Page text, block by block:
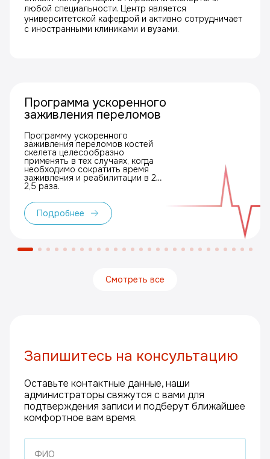
любой специальности. Центр является
университетской кафедрой и активно сотрудничает
с иностранными клиниками и вузами.
Программа ускоренного
заживления переломов
Программу ускоренного
заживления переломов костей
скелета целесообразно
применять в тех случаях, когда
необходимо сократить время
заживления и реабилитации в 2–
2,5 раза.
Подробнее
Смотреть все
Запишитесь на консультацию
Оставьте контактные данные, наши
администраторы свяжутся с вами для
подтверждения записи и подберут ближайшее
комфортное вам время.